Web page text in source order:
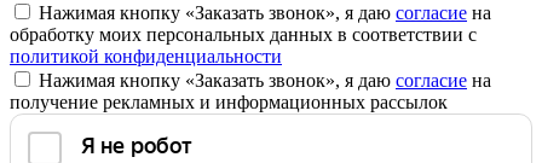
Нажимая кнопку «Заказать звонок», я даю согласие на
обработку моих персональных данных в соответствии с
политикой конфиденциальности
Нажимая кнопку «Заказать звонок», я даю согласие на
получение рекламных и информационных рассылок